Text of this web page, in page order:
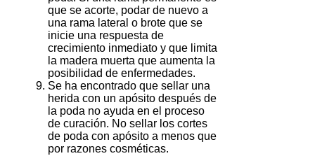
que se acorte, podar de nuevo a
una rama lateral o brote que se
inicie una respuesta de
crecimiento inmediato y que limita
la madera muerta que aumenta la
posibilidad de enfermedades.
Se ha encontrado que sellar una
herida con un apósito después de
la poda no ayuda en el proceso
de curación. No sellar los cortes
de poda con apósito a menos que
por razones cosméticas.